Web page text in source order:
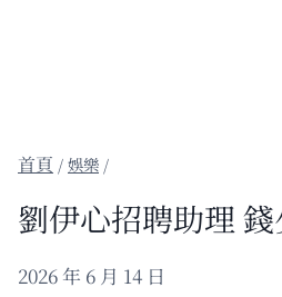
/娛樂 /
劉伊心招聘助理
2026 年 6 月 14 日